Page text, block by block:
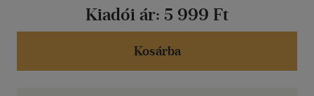
Kiadói ár: 5 999 Ft
Kosárba